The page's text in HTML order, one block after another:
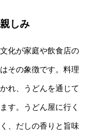
しみ
化が家庭や飲食店の
その象徴です。料理
れ、うどんを通じて
す。うどん屋に行く
、だしの香りと旨味